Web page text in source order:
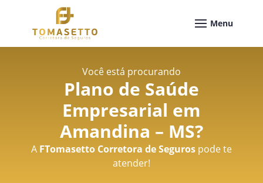
Você está procurando
Plano de Saúde
Empresarial em
Amandina – MS?
A FTomasetto Corretora de Segurospode te
atender!